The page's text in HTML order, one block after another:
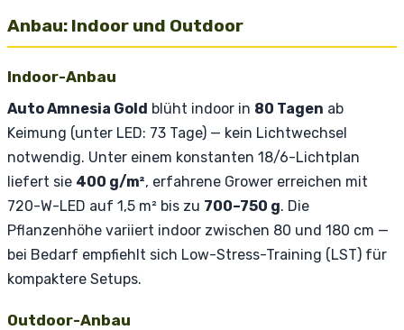
Anbau: Indoor und Outdoor
Indoor-Anbau
Auto Amnesia Gold blüht indoor in 80 Tagen ab
Keimung (unter LED: 73 Tage) — kein Lichtwechsel
notwendig. Unter einem konstanten 18/6-Lichtplan
liefert sie 400 g/m², erfahrene Grower erreichen mit
720-W-LED auf 1,5 m² bis zu 700–750 g. Die
Pflanzenhöhe variiert indoor zwischen 80 und 180 cm —
bei Bedarf empfiehlt sich Low-Stress-Training (LST) für
kompaktere Setups.
Outdoor-Anbau